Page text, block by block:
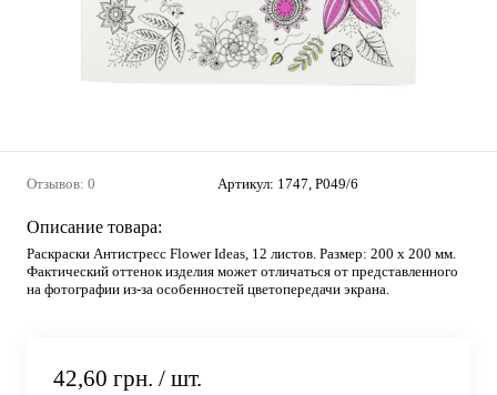
Отзывов: 0 Артикул: 1747, Р049/6
Описание товара:
Раскраски Антистресс Flower Ideas, 12 листов. Размер: 200 х 200 мм.
Фактический оттенок изделия может отличаться от представленного
на фотографии из-за особенностей цветопередачи экрана.
42,60 грн. / шт.